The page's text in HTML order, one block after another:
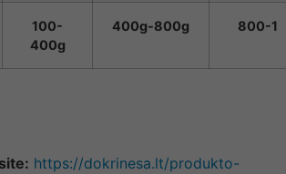
100-
400g
400g-800g 800-1
https://dokrinesa.lt/produkto-